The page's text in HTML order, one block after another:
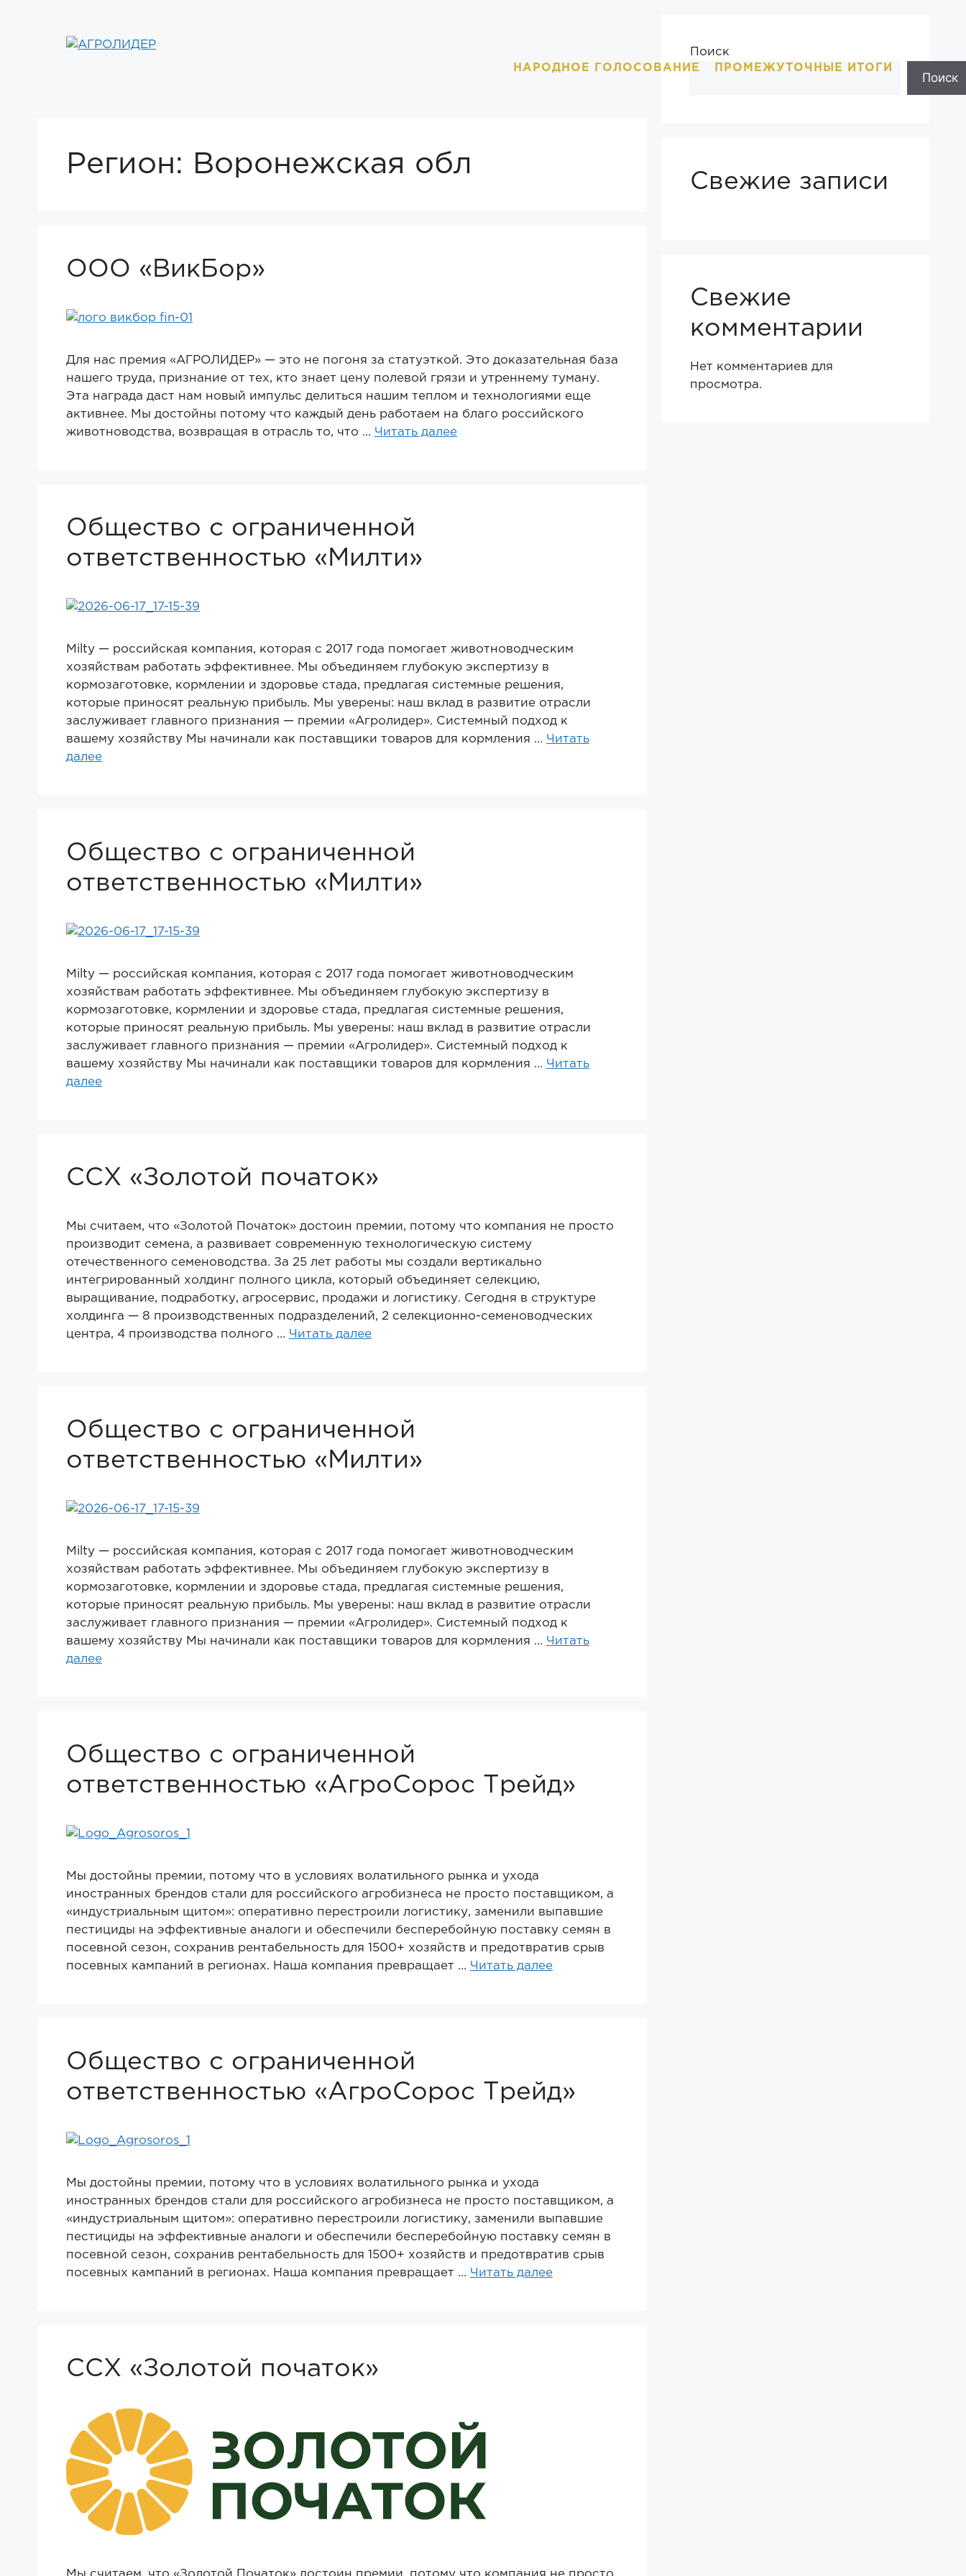
содержимому
НАРОДНОЕ ГОЛОСОВАНИЕ ПРОМЕЖУТОЧНЫЕ ИТОГИ
Регион: Воронежская обл
ООО «ВикБор»
Для нас премия «АГРОЛИДЕР» — это не погоня за статуэткой. Это доказательная база
нашего труда, признание от тех, кто знает цену полевой грязи и утреннему туману.
Эта награда даст нам новый импульс делиться нашим теплом и технологиями еще
активнее. Мы достойны потому что каждый день работаем на благо российского
животноводства, возвращая в отрасль то, что … Читать далее
Общество с ограниченной
ответственностью «Милти»
Milty — российская компания, которая с 2017 года помогает животноводческим
хозяйствам работать эффективнее. Мы объединяем глубокую экспертизу в
кормозаготовке, кормлении и здоровье стада, предлагая системные решения,
которые приносят реальную прибыль. Мы уверены: наш вклад в развитие отрасли
заслуживает главного признания — премии «Агролидер». Системный подход к
вашему хозяйству Мы начинали как поставщики товаров для кормления … Читать
далее
Общество с ограниченной
ответственностью «Милти»
Milty — российская компания, которая с 2017 года помогает животноводческим
хозяйствам работать эффективнее. Мы объединяем глубокую экспертизу в
кормозаготовке, кормлении и здоровье стада, предлагая системные решения,
которые приносят реальную прибыль. Мы уверены: наш вклад в развитие отрасли
заслуживает главного признания — премии «Агролидер». Системный подход к
вашему хозяйству Мы начинали как поставщики товаров для кормления … Читать
далее
ССХ «Золотой початок»
Мы считаем, что «Золотой Початок» достоин премии, потому что компания не просто
производит семена, а развивает современную технологическую систему
отечественного семеноводства. За 25 лет работы мы создали вертикально
интегрированный холдинг полного цикла, который объединяет селекцию,
выращивание, подработку, агросервис, продажи и логистику. Сегодня в структуре
холдинга — 8 производственных подразделений, 2 селекционно-семеноводческих
центра, 4 производства полного … Читать далее
Общество с ограниченной
ответственностью «Милти»
Milty — российская компания, которая с 2017 года помогает животноводческим
хозяйствам работать эффективнее. Мы объединяем глубокую экспертизу в
кормозаготовке, кормлении и здоровье стада, предлагая системные решения,
которые приносят реальную прибыль. Мы уверены: наш вклад в развитие отрасли
заслуживает главного признания — премии «Агролидер». Системный подход к
вашему хозяйству Мы начинали как поставщики товаров для кормления … Читать
далее
Общество с ограниченной
ответственностью «АгроСорос Трейд»
Мы достойны премии, потому что в условиях волатильного рынка и ухода
иностранных брендов стали для российского агробизнеса не просто поставщиком, а
«индустриальным щитом»: оперативно перестроили логистику, заменили выпавшие
пестициды на эффективные аналоги и обеспечили бесперебойную поставку семян в
посевной сезон, сохранив рентабельность для 1500+ хозяйств и предотвратив срыв
посевных кампаний в регионах. Наша компания превращает … Читать далее
Общество с ограниченной
ответственностью «АгроСорос Трейд»
Мы достойны премии, потому что в условиях волатильного рынка и ухода
иностранных брендов стали для российского агробизнеса не просто поставщиком, а
«индустриальным щитом»: оперативно перестроили логистику, заменили выпавшие
пестициды на эффективные аналоги и обеспечили бесперебойную поставку семян в
посевной сезон, сохранив рентабельность для 1500+ хозяйств и предотвратив срыв
посевных кампаний в регионах. Наша компания превращает … Читать далее
ССХ «Золотой початок»
Поиск
Поиск
Свежие записи
Свежие
комментарии
Нет комментариев для
просмотра.